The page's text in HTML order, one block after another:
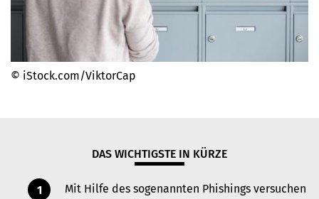
© iStock.com/ViktorCap
DAS WICHTIGSTE IN KÜRZE
Mit Hilfe des sogenannten Phishings versuchen